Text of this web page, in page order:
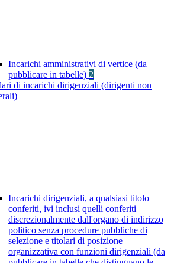
Incarichi amministrativi di vertice (da
pubblicare in tabelle) 2
di incarichi dirigenziali (dirigenti non
Incarichi dirigenziali, a qualsiasi titolo
conferiti, ivi inclusi quelli conferiti
discrezionalmente dall'organo di indirizzo
politico senza procedure pubbliche di
selezione e titolari di posizione
organizzativa con funzioni dirigenziali (da